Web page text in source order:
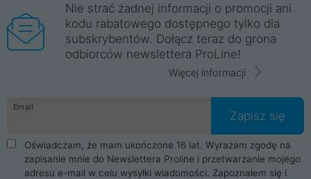
Nie strać żadnej informacji o promocji ani
kodu rabatowego dostępnego tylko dla
subskrybentów. Dołącz teraz do grona
odbiorców newslettera ProLine!
Więcej informacji
Email
Zapisz się
Oświadczam, że mam ukończone 16 lat. Wyrażam zgodę na
zapisanie mnie do Newslettera Proline i przetwarzanie mojego
adresu e-mail w celu wysyłki wiadomości. Zapoznałem się i